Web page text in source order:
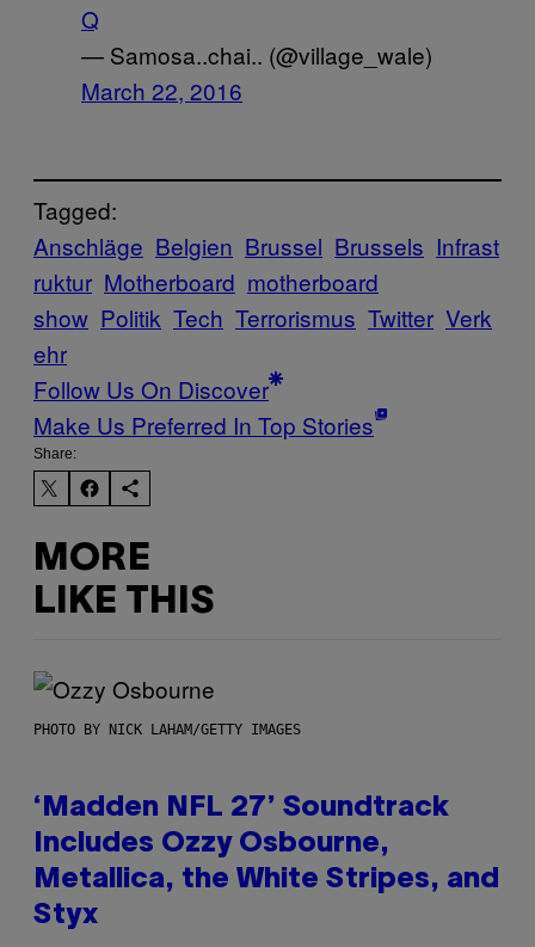
Q
— Samosa..chai.. (@village_wale)
March 22, 2016
Tagged:
Anschläge Belgien Brussel Brussels Infrast
ruktur Motherboard motherboard
show Politik Tech Terrorismus Twitter Verk
ehr
Follow Us On Discover
Make Us Preferred In Top Stories
Share:
MORE
LIKE THIS
PHOTO BY NICK LAHAM/GETTY IMAGES
‘Madden NFL 27’ Soundtrack
Includes Ozzy Osbourne,
Metallica, the White Stripes, and
Styx